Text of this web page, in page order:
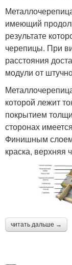
имеющий
результате
черепицы. При
расстояния
модули от
которой лежит
покрытием
сторонах
Финишным слоем
краска, верхняя
читать дальше →